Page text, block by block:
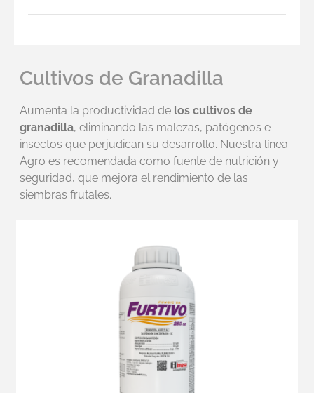
Cultivos de Granadilla
Aumenta la productividad de los cultivos de
granadilla, eliminando las malezas, patógenos e
insectos que perjudican su desarrollo. Nuestra línea
Agro es recomendada como fuente de nutrición y
seguridad, que mejora el rendimiento de las
siembras frutales.